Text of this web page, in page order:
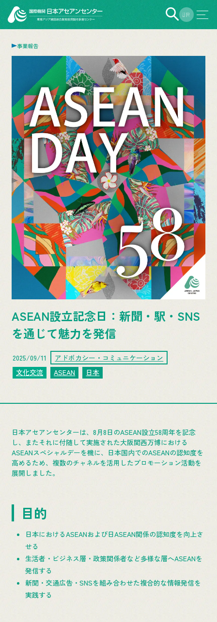
EN
JP
事業報告
ASEAN設立記念日：新聞・駅・SNS
を通じて魅力を発信
2025/09/11
アドボカシー・コミュニケーション
文化交流
ASEAN 日本
日本アセアンセンターは、8月8日のASEAN設立58周年を記念
し、またそれに付随して実施された大阪関西万博における
ASEANスペシャルデーを機に、日本国内でのASEANの認知度を
高めるため、複数のチャネルを活用したプロモーション活動を
展開しました。
目的
日本におけるASEANおよび日ASEAN関係の認知度を向上さ
せる
生活者・ビジネス層・政策関係者など多様な層へASEANを
発信する
新聞・交通広告・SNSを組み合わせた複合的な情報発信を
実践する